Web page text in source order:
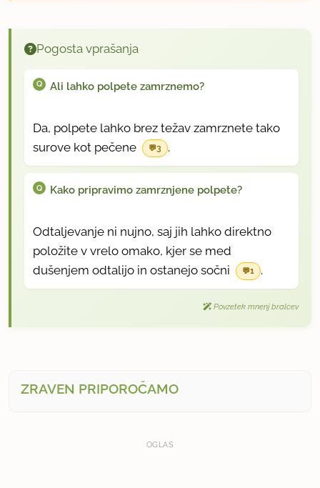
Pogosta vprašanja
Ali lahko polpete zamrznemo?
Da, polpete lahko brez težav zamrznete tako
surove kot pečene
3 .
Kako pripravimo zamrznjene polpete?
Odtaljevanje ni nujno, saj jih lahko direktno
položite v vrelo omako, kjer se med
dušenjem odtalijo in ostanejo sočni
1 .
Povzetek mnenj bralcev
ZRAVEN PRIPOROČAMO
OGLAS